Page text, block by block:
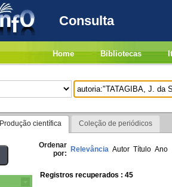
Consulta
Home Bibliotecas
Produção científica Coleção de periódicos
Ordenar
por: Relevância Autor Título Ano
Registros recuperados : 45